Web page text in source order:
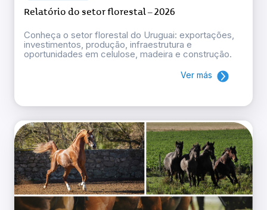
Relatório do setor florestal – 2026
Conheça o setor florestal do Uruguai: exportações,
investimentos, produção, infraestrutura e
oportunidades em celulose, madeira e construção.
Ver más